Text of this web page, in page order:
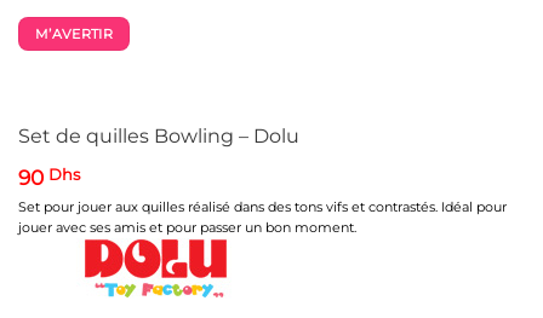
Set de quilles Bowling – Dolu
90 Dhs
Set pour jouer aux quilles réalisé dans des tons vifs et contrastés. Idéal pour
jouer avec ses amis et pour passer un bon moment.
M’AVERTIR